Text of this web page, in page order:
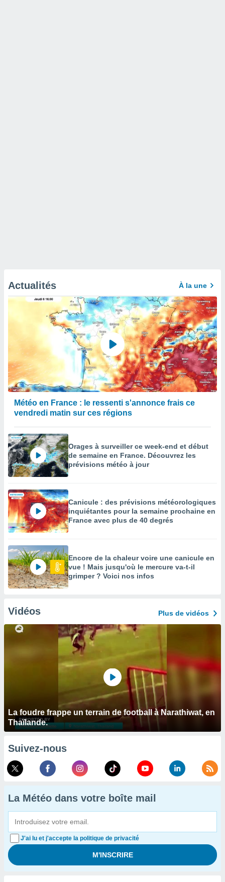
Actualités À la une
Météo en France : le ressenti s'annonce frais ce
vendredi matin sur ces régions
Orages à surveiller ce week-end et début
de semaine en France. Découvrez les
prévisions météo à jour
Canicule : des prévisions météorologiques
inquiétantes pour la semaine prochaine en
France avec plus de 40 degrés
Encore de la chaleur voire une canicule en
vue ! Mais jusqu'où le mercure va-t-il
grimper ? Voici nos infos
Vidéos Plus de vidéos
La foudre frappe un terrain de football à Narathiwat, en
Thaïlande.
Suivez-nous
La Météo dans votre boîte mail
J'ai lu et j'accepte la politique de privacité